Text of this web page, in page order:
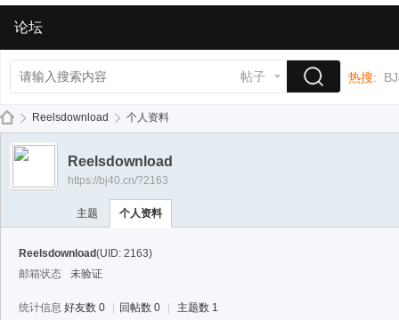
论坛
帖子 热搜:
›
Reelsdownload 个人资料
Reelsdownload
https://bj40.cn/?2163
主题 个人资料
Reelsdownload(UID: 2163)
邮箱状态
未验证
统计信息 好友数 0 回帖数 0 主题数 1